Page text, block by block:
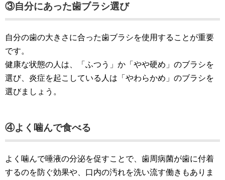
③自分にあった歯ブラシ選び
自分の歯の大きさに合った歯ブラシを使用することが重要
です。
健康な状態の人は、「ふつう」か「やや硬め」のブラシを
選び、炎症を起こしている人は「やわらかめ」のブラシを
選びましょう。
④よく噛んで食べる
よく噛んで唾液の分泌を促すことで、歯周病菌が歯に付着
するのを防ぐ効果や、口内の汚れを洗い流す働きもありま